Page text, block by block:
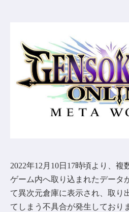
2022年12月10日17時頃より、複
ゲーム内へ取り込まれたデータ
て異次元倉庫に表示され、取り
てしまう不具合が発生しており